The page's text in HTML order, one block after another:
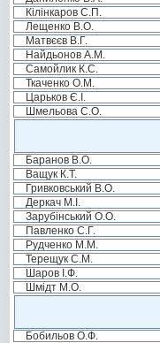
Кілінкаров С.П.
Лещенко В.О.
Матвєєв В.Г.
Найдьонов А.М.
Самойлик К.С.
Ткаченко О.М.
Царьков Є.І.
Шмельова С.О.
Баранов В.О.
Ващук К.Т.
Гривковський В.О.
Деркач М.І.
Зарубінський О.О.
Павленко С.Г.
Рудченко М.М.
Терещук С.М.
Шаров І.Ф.
Шмідт М.О.
Бобильов О.Ф.